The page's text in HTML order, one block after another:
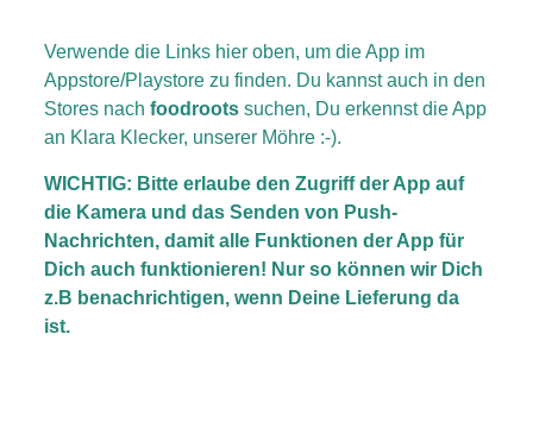
Verwende die Links hier oben, um die App im
Appstore/Playstore zu finden. Du kannst auch in den
Stores nach foodroots suchen, Du erkennst die App
an Klara Klecker, unserer Möhre :-).
WICHTIG: Bitte erlaube den Zugriff der App auf
die Kamera und das Senden von Push-
Nachrichten, damit alle Funktionen der App für
Dich auch funktionieren! Nur so können wir Dich
z.B benachrichtigen, wenn Deine Lieferung da
ist.